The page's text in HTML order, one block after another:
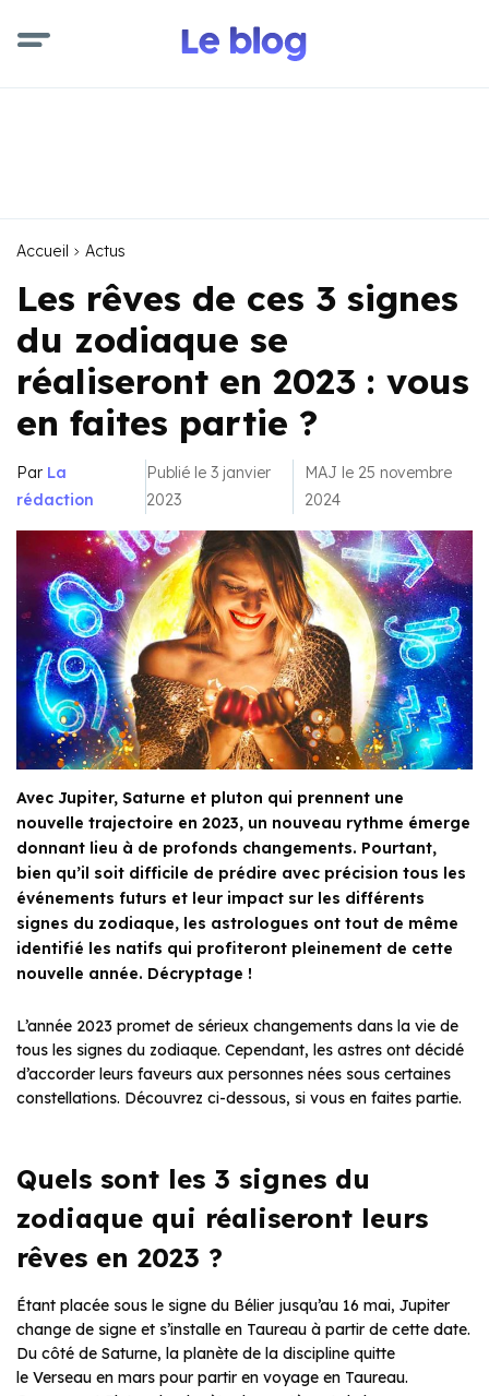
Accueil Actus
Les rêves de ces 3 signes
du zodiaque se
réaliseront en 2023 : vous
en faites partie ?
Par La
rédaction
Publié le 3 janvier
2023
MAJ le 25 novembre
2024
Avec Jupiter, Saturne et pluton qui prennent une
nouvelle trajectoire en 2023, un nouveau rythme émerge
donnant lieu à de profonds changements. Pourtant,
bien qu’il soit difficile de prédire avec précision tous les
événements futurs et leur impact sur les différents
signes du zodiaque, les astrologues ont tout de même
identifié les natifs qui profiteront pleinement de cette
nouvelle année. Décryptage !
L’année 2023 promet de sérieux changements dans la vie de
tous les signes du zodiaque. Cependant, les astres ont décidé
d’accorder leurs faveurs aux personnes nées sous certaines
constellations. Découvrez ci-dessous, si vous en faites partie.
Quels sont les 3 signes du
zodiaque qui réaliseront leurs
rêves en 2023 ?
Étant placée sous le signe du Bélier jusqu’au 16 mai, Jupiter
change de signe et s’installe en Taureau à partir de cette date.
Du côté de Saturne, la planète de la discipline quitte
le Verseau en mars pour partir en voyage en Taureau.